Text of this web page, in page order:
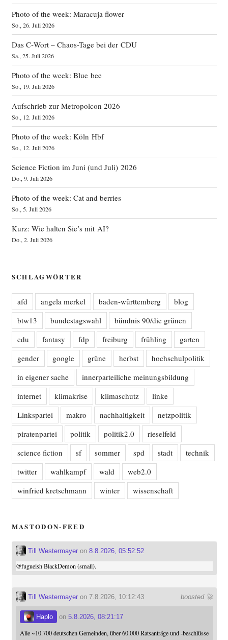
Photo of the week: Maracuja flower
So., 26. Juli 2026
Das C‑Wort – Chaos-Tage bei der CDU
Sa., 25. Juli 2026
Photo of the week: Blue bee
So., 19. Juli 2026
Aufschrieb zur Metropolcon 2026
So., 12. Juli 2026
Photo of the week: Köln Hbf
So., 12. Juli 2026
Science Fiction im Juni (und Juli) 2026
Do., 9. Juli 2026
Photo of the week: Cat and berries
So., 5. Juli 2026
Kurz: Wie halten Sie’s mit AI?
Do., 2. Juli 2026
SCHLAGWÖRTER
afd angela merkel baden-württemberg
blog
btw13
bundestagswahl
bündnis 90/die grünen
cdu
fantasy fdp freiburg frühling
garten
gender
google grüne herbst
hochschulpolitik
in eigener sache
innerparteiliche meinungsbildung
internet
klimakrise klimaschutz
linke
Linkspartei
makro nachhaltigkeit
netzpolitik
piratenpartei
politik politik2.0
rieselfeld
science fiction
sf sommer spd stadt
technik
twitter
wahlkampf wald
web2.0
winfried kretschmann
winter wissenschaft
MASTODON-FEED
Till Westermayeron 8.8.2026, 05:52:52
@fugueishBlackDemon (small).
boosted 🚀
Till Westermayeron 7.8.2026, 10:12:43
Haplo on 5.8.2026, 08:21:17
Alle ~10.700 deutschen Gemeinden, über 60.000 Ratsanträge und -beschlüsse